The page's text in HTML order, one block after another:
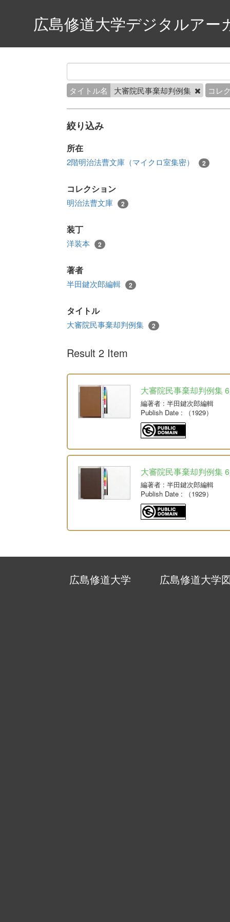
広島修道大学デジタルアー
タイトル名 大審院民事棄却判例集 コレ
絞り込み
所在
2階明治法曹文庫（マイクロ室集密） 2
コレクション
明治法曹文庫 2
装丁
洋装本 2
著者
半田鍵次郎編輯 2
タイトル
大審院民事棄却判例集 2
Result 2 Item
大審院民事棄却判例集
編著者 : 半田鍵次郎編輯
Publish Date : （1929）
大審院民事棄却判例集
編著者 : 半田鍵次郎編輯
Publish Date : （1929）
広島修道大学 広島修道大学